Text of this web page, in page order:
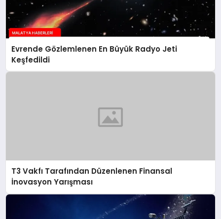
Evrende Gözlemlenen En Büyük Radyo Jeti
Keşfedildi
T3 Vakfı Tarafından Düzenlenen Finansal
İnovasyon Yarışması